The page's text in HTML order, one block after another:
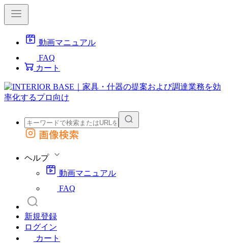
動画マニュアル
FAQ
カート
外部サイトの商品をカートに追加
画像検索
ヘルプ
動画マニュアル
FAQ
新規登録
ログイン
カート